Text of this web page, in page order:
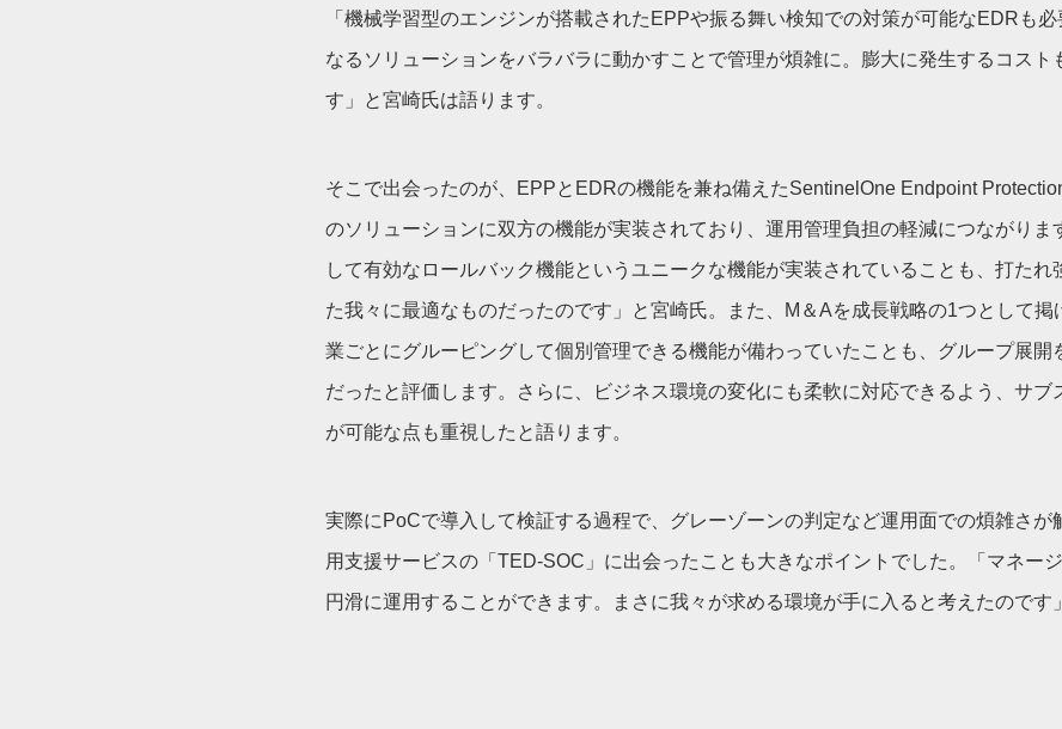
「機械学習型のエンジンが搭載されたEPPや振る舞い検知での対策が可能なEDRも
なるソリューションをバラバラに動かすことで管理が煩雑に。膨大に発生するコスト
す」と宮崎氏は語ります。
そこで出会ったのが、EPPとEDRの機能を兼ね備えたSentinelOne Endpoint
のソリューションに双方の機能が実装されており、運用管理負担の軽減につながりま
して有効なロールバック機能というユニークな機能が実装されていることも、打たれ
た我々に最適なものだったのです」と宮崎氏。また、M＆Aを成長戦略の1つとして掲
業ごとにグルーピングして個別管理できる機能が備わっていたことも、グループ展開
だったと評価します。さらに、ビジネス環境の変化にも柔軟に対応できるよう、サブ
が可能な点も重視したと語ります。
実際にPoCで導入して検証する過程で、グレーゾーンの判定など運用面での煩雑さが
用支援サービスの「TED-SOC」に出会ったことも大きなポイントでした。「マネー
円滑に運用することができます。まさに我々が求める環境が手に入ると考えたのです